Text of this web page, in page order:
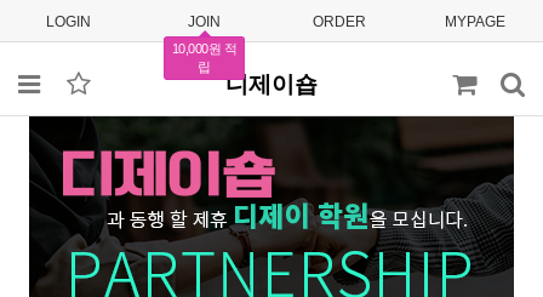
LOGIN JOIN
10,000원 적
립
ORDER MYPAGE
디제이숍